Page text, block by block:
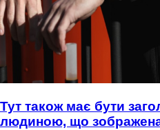
Тут також має бути
людиною, що